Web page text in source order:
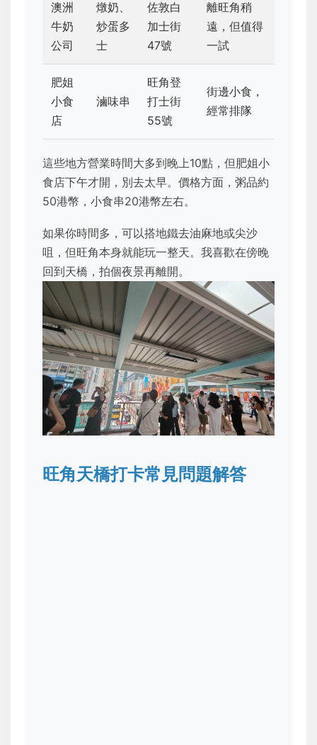
澳洲
牛奶
公司
燉奶、
炒蛋多
士
佐敦白
加士街
47號
離旺角稍
遠，但值得
一試
肥姐
小食
店
滷味串
旺角登
打士街
55號
街邊小食，
經常排隊
這些地方營業時間大多到晚上10點，但肥姐小
食店下午才開，別去太早。價格方面，粥品約
50港幣，小食串20港幣左右。
如果你時間多，可以搭地鐵去油麻地或尖沙
咀，但旺角本身就能玩一整天。我喜歡在傍晚
回到天橋，拍個夜景再離開。
旺角天橋打卡常見問題解答